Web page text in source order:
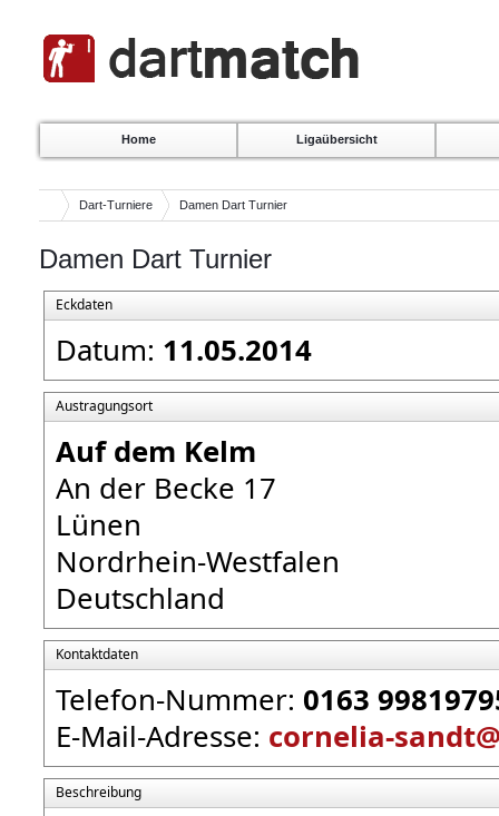
Home Ligaübersicht
Dart-Turniere Damen Dart Turnier
Damen Dart Turnier
Eckdaten
Datum: 11.05.2014
Austragungsort
Auf dem Kelm
An der Becke 17
Lünen
Nordrhein-Westfalen
Deutschland
Kontaktdaten
Telefon-Nummer: 0163
E-Mail-Adresse: cornelia-
Beschreibung